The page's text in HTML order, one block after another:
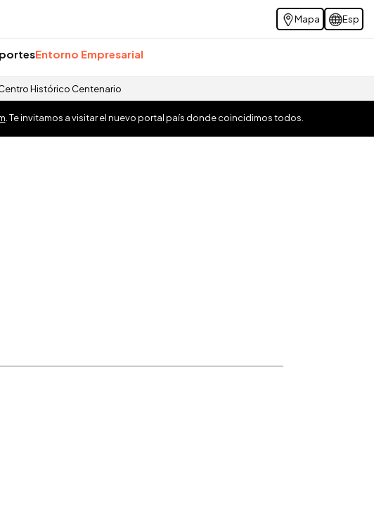
Mapa Esp
Entorno Empresarial
Histórico Centenario
. Te invitamos a visitar el nuevo portal país donde coincidimos todos.